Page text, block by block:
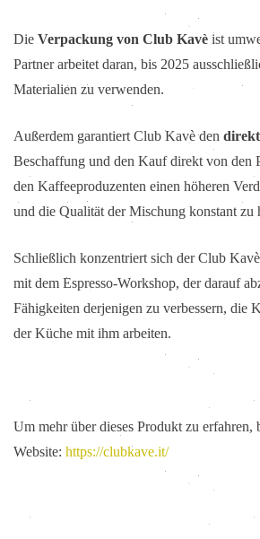
Die Verpackung von Club Kavè ist
Partner arbeitet daran, bis 2025
Materialien zu verwenden.
Außerdem garantiert Club Kavè den
Beschaffung und den Kauf direkt von den
den Kaffeeproduzenten einen höheren
und die Qualität der Mischung konstant zu
Schließlich konzentriert sich der Club
mit dem Espresso-Workshop, der darauf
Fähigkeiten derjenigen zu verbessern, die
der Küche mit ihm arbeiten.
Um mehr über dieses Produkt zu erfahren,
Website: https://clubkave.it/